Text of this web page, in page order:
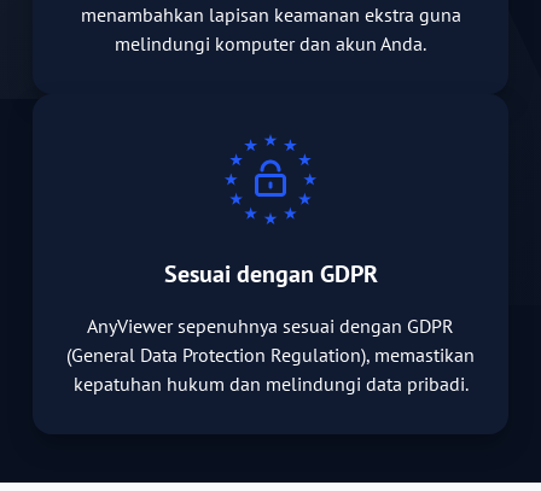
menambahkan lapisan keamanan ekstra guna
melindungi komputer dan akun Anda.
Sesuai dengan GDPR
AnyViewer sepenuhnya sesuai dengan GDPR
(General Data Protection Regulation), memastikan
kepatuhan hukum dan melindungi data pribadi.